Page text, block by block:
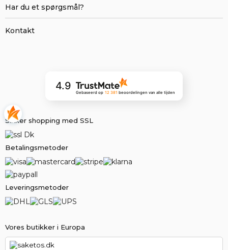
Vores butikker i Europa
saketos.dk
Har du et spørgsmål?
Kontakt
4.9
Gebaseerd op 12 381 beoordelingen van alle tijden
Sikker shopping med SSL
Betalingsmetoder
Leveringsmetoder